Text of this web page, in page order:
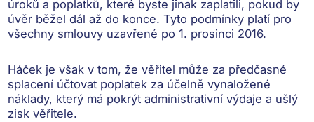
úroků a poplatků, které byste jinak zaplatili, pokud by
úvěr běžel dál až do konce. Tyto podmínky platí pro
všechny smlouvy uzavřené po 1. prosinci 2016.
Háček je však v tom, že věřitel může za předčasné
splacení účtovat poplatek za účelně vynaložené
náklady, který má pokrýt administrativní výdaje a ušlý
zisk věřitele.